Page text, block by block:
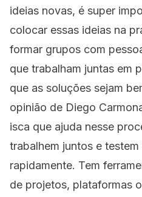
ideias novas, é super
colocar essas ideias na
formar grupos com
que trabalham juntas em
que as soluções sejam
opinião de Diego
isca que ajuda nesse
trabalhem juntos e testem
rapidamente. Tem
de projetos, plataformas